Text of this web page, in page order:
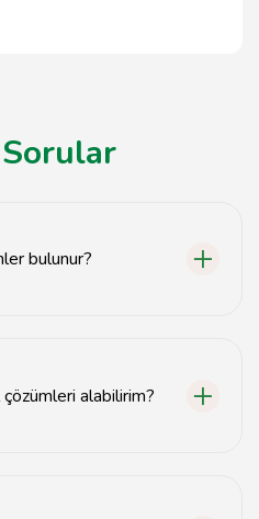
bulunur?
alabilirim?